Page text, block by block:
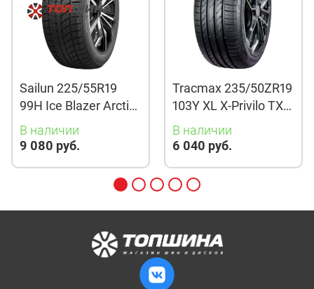
Sailun 225/55R19
99H Ice Blazer Arctic
Evo TL
В наличии
9 080 руб.
Tracmax 235/50ZR19
103Y XL X-Privilo TX3
TL
В наличии
6 040 руб.